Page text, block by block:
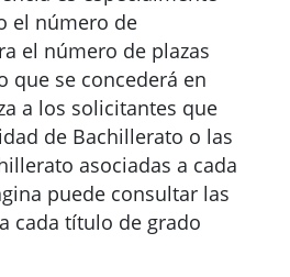
el número de
el número de plazas
que se concederá en
a los solicitantes que
de Bachillerato o las
asociadas a cada
puede consultar las
cada título de grado